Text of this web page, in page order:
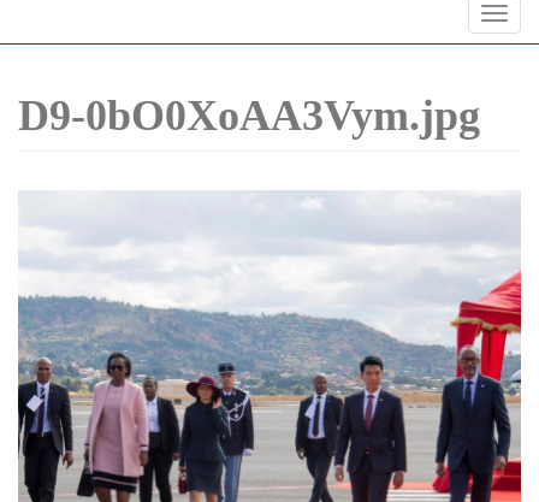
D9-0bO0XoAA3Vym.jpg